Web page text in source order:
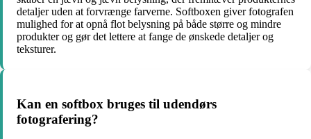
detaljer uden at forvrænge farverne. Softboxen giver fotografen
mulighed for at opnå flot belysning på både større og mindre
produkter og gør det lettere at fange de ønskede detaljer og
teksturer.
Kan en softbox bruges til udendørs
fotografering?